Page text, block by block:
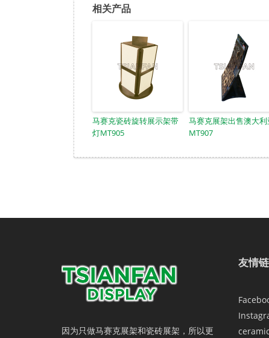
相关产品
马赛克瓷砖旋转展示架带
灯MT905
马赛克展架出售澳大利
MT907
因为只做马赛克展架和瓷砖展架，所以更
友情